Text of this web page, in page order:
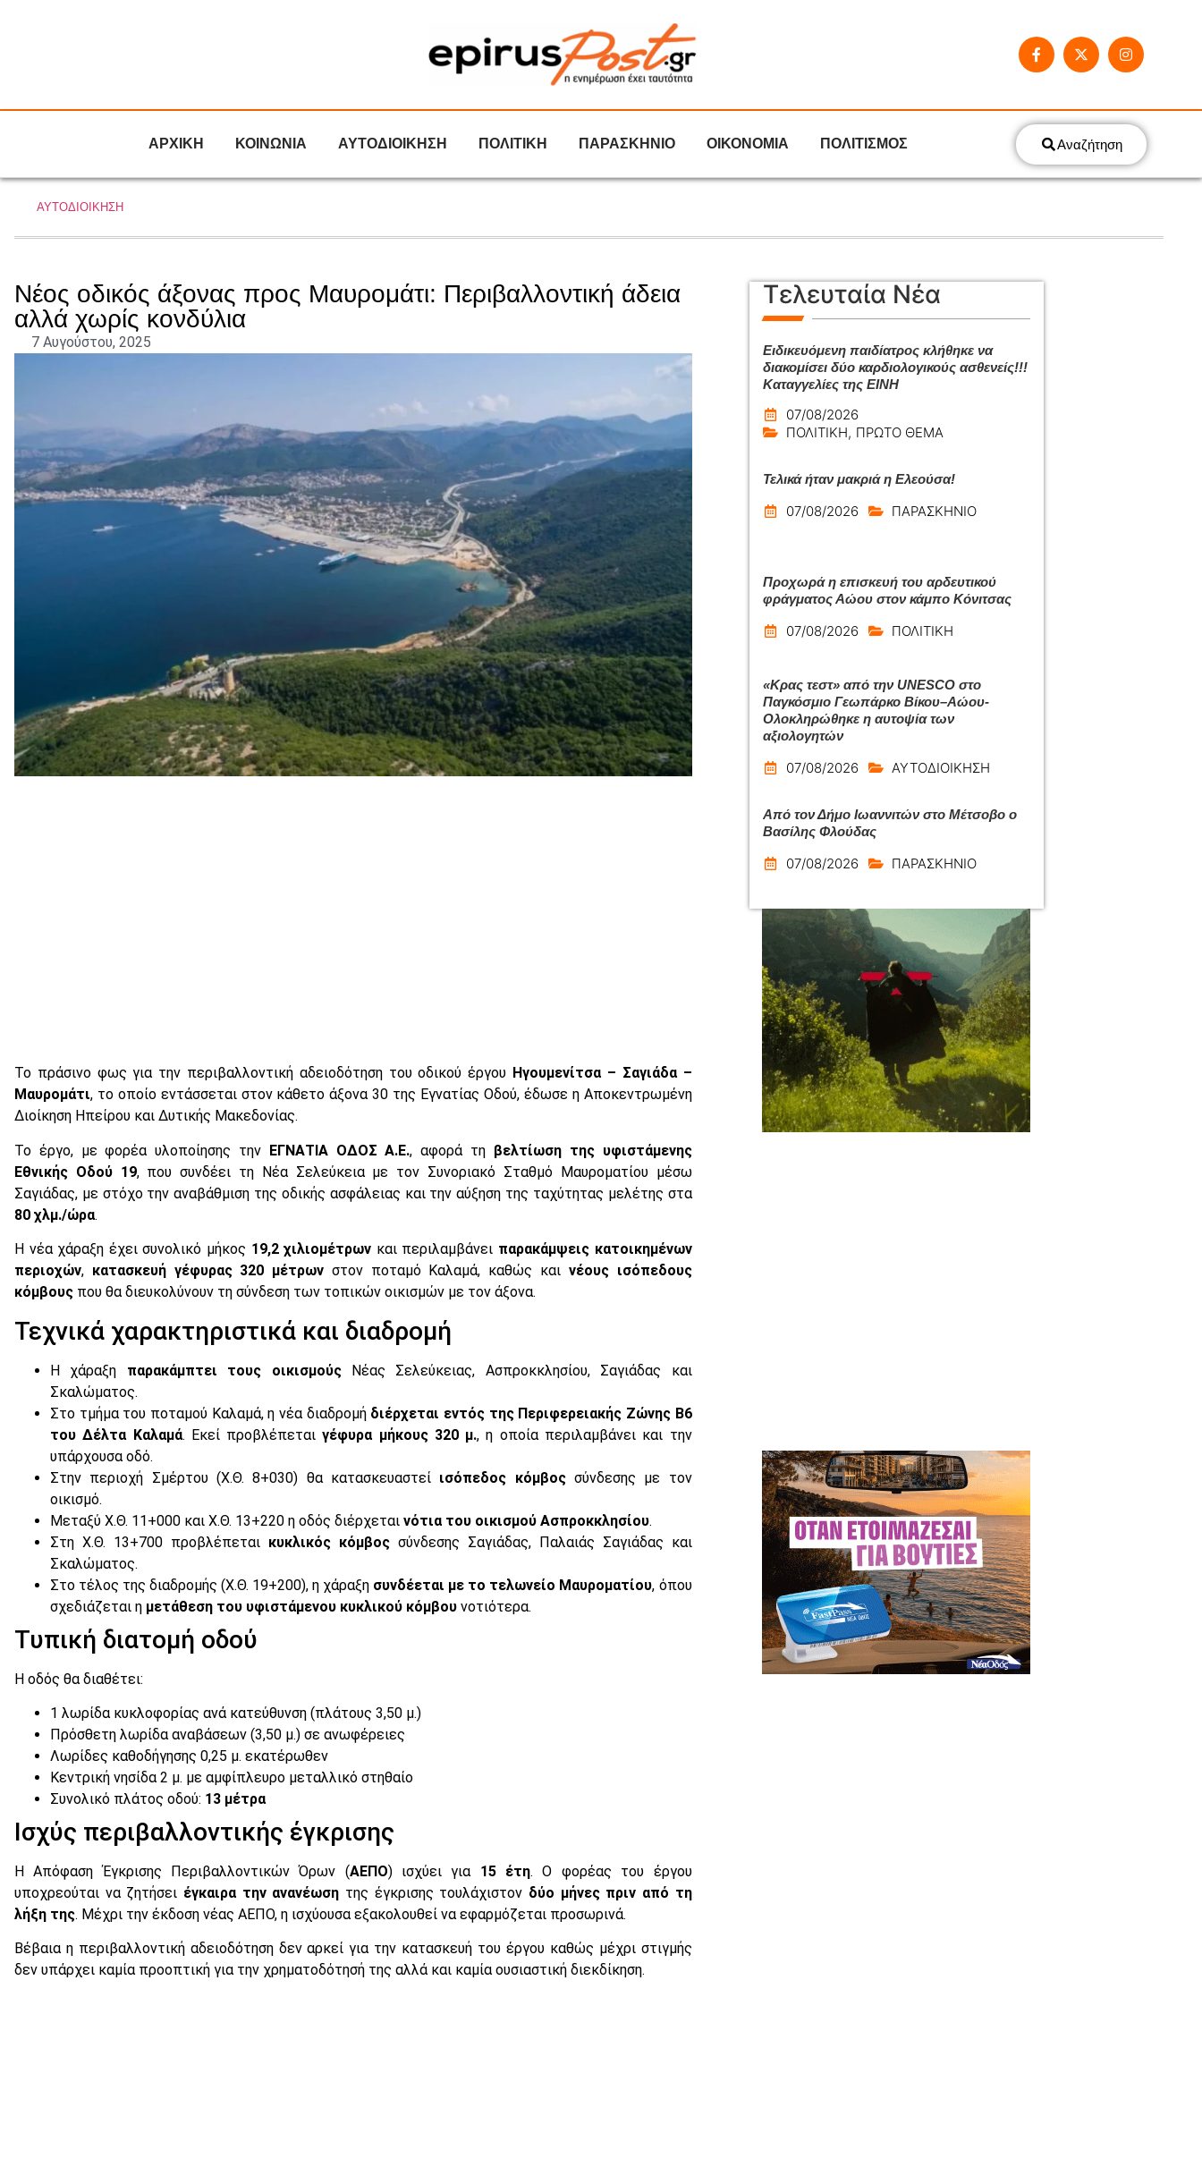
ΑΡΧΙΚΗ ΚΟΙΝΩΝΙΑ ΑΥΤΟΔΙΟΙΚΗΣΗ ΠΟΛΙΤΙΚΗ ΠΑΡΑΣΚΗΝΙΟ ΟΙΚΟΝΟΜΙΑ ΠΟΛΙΤΙΣΜΟΣ Αναζήτηση
ΑΥΤΟΔΙΟΙΚΗΣΗ
Νέος οδικός άξονας προς Μαυρομάτι: Περιβαλλοντική άδεια
αλλά χωρίς κονδύλια
7 Αυγούστου, 2025
Το πράσινο φως για την περιβαλλοντική αδειοδότηση του οδικού έργου Ηγουμενίτσα – Σαγιάδα –
Μαυρομάτι, το οποίο εντάσσεται στον κάθετο άξονα 30 της Εγνατίας Οδού, έδωσε η Αποκεντρωμένη
Διοίκηση Ηπείρου και Δυτικής Μακεδονίας.
Το έργο, με φορέα υλοποίησης την ΕΓΝΑΤΙΑ ΟΔΟΣ Α.Ε., αφορά τη βελτίωση της υφιστάμενης
Εθνικής Οδού 19, που συνδέει τη Νέα Σελεύκεια με τον Συνοριακό Σταθμό Μαυροματίου μέσω
Σαγιάδας, με στόχο την αναβάθμιση της οδικής ασφάλειας και την αύξηση της ταχύτητας μελέτης στα
80 χλμ./ώρα.
Η νέα χάραξη έχει συνολικό μήκος 19,2 χιλιομέτρων και περιλαμβάνει παρακάμψεις κατοικημένων
περιοχών, κατασκευή γέφυρας 320 μέτρων στον ποταμό Καλαμά, καθώς και νέους ισόπεδους
κόμβους που θα διευκολύνουν τη σύνδεση των τοπικών οικισμών με τον άξονα.
Τεχνικά χαρακτηριστικά και διαδρομή
Η χάραξη παρακάμπτει τους οικισμούςΝέας Σελεύκειας, Ασπροκκλησίου, Σαγιάδας και
Σκαλώματος.
Στο τμήμα του ποταμού Καλαμά, η νέα διαδρομή διέρχεται εντός της Περιφερειακής Ζώνης Β6
του Δέλτα Καλαμά. Εκεί προβλέπεταιγέφυρα μήκους 320 μ., η οποία περιλαμβάνει και την
υπάρχουσα οδό.
Στην περιοχή Σμέρτου (Χ.Θ. 8+030) θα κατασκευαστεί ισόπεδος κόμβοςσύνδεσης με τον
οικισμό.
Μεταξύ Χ.Θ. 11+000 και Χ.Θ. 13+220 η οδός διέρχεται νότια του οικισμού Ασπροκκλησίου.
Στη Χ.Θ. 13+700 προβλέπεται κυκλικός κόμβοςσύνδεσης Σαγιάδας, Παλαιάς Σαγιάδας και
Σκαλώματος.
Στο τέλος της διαδρομής (Χ.Θ. 19+200), η χάραξη συνδέεται με το τελωνείο Μαυροματίου, όπου
σχεδιάζεται η μετάθεση του υφιστάμενου κυκλικού κόμβου νοτιότερα.
Τυπική διατομή οδού
Η οδός θα διαθέτει:
1 λωρίδα κυκλοφορίας ανά κατεύθυνση (πλάτους 3,50 μ.)
Πρόσθετη λωρίδα αναβάσεων (3,50 μ.) σε ανωφέρειες
Λωρίδες καθοδήγησης 0,25 μ. εκατέρωθεν
Κεντρική νησίδα 2 μ. με αμφίπλευρο μεταλλικό στηθαίο
Συνολικό πλάτος οδού: 13 μέτρα
Ισχύς περιβαλλοντικής έγκρισης
Η Απόφαση Έγκρισης Περιβαλλοντικών Όρων (ΑΕΠΟ) ισχύει για 15 έτη. Ο φορέας του έργου
υποχρεούται να ζητήσει έγκαιρα την ανανέωση της έγκρισης τουλάχιστον δύο μήνες πριν από τη
λήξη της. Μέχρι την έκδοση νέας ΑΕΠΟ, η ισχύουσα εξακολουθεί να εφαρμόζεται προσωρινά.
Βέβαια η περιβαλλοντική αδειοδότηση δεν αρκεί για την κατασκευή του έργου καθώς μέχρι στιγμής
δεν υπάρχει καμία προοπτική για την χρηματοδότησή της αλλά και καμία ουσιαστική διεκδίκηση.
Τελευταία Νέα
Ειδικευόμενη παιδίατρος κλήθηκε να
διακομίσει δύο καρδιολογικούς ασθενείς!!!
Καταγγελίες της ΕΙΝΗ
07/08/2026
ΠΟΛΙΤΙΚΗ, ΠΡΩΤΟ ΘΕΜΑ
Τελικά ήταν μακριά η Ελεούσα!
07/08/2026 ΠΑΡΑΣΚΗΝΙΟ
Προχωρά η επισκευή του αρδευτικού
φράγματος Αώου στον κάμπο Κόνιτσας
07/08/2026 ΠΟΛΙΤΙΚΗ
«Κρας τεστ» από την UNESCO στο
Παγκόσμιο Γεωπάρκο Βίκου–Αώου-
Ολοκληρώθηκε η αυτοψία των
αξιολογητών
07/08/2026 ΑΥΤΟΔΙΟΙΚΗΣΗ
Από τον Δήμο Ιωαννιτών στο Μέτσοβο ο
Βασίλης Φλούδας
07/08/2026 ΠΑΡΑΣΚΗΝΙΟ